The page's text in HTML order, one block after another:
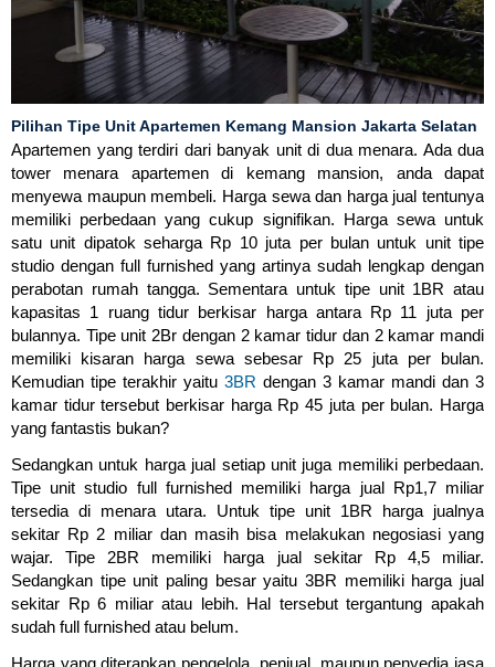
Pilihan Tipe Unit Apartemen Kemang Mansion Jakarta Selatan
Apartemen yang terdiri dari banyak unit di dua menara. Ada dua
tower menara apartemen di kemang mansion, anda dapat
menyewa maupun membeli. Harga sewa dan harga jual tentunya
memiliki perbedaan yang cukup signifikan. Harga sewa untuk
satu unit dipatok seharga Rp 10 juta per bulan untuk unit tipe
studio dengan full furnished yang artinya sudah lengkap dengan
perabotan rumah tangga. Sementara untuk tipe unit 1BR atau
kapasitas 1 ruang tidur berkisar harga antara Rp 11 juta per
bulannya. Tipe unit 2Br dengan 2 kamar tidur dan 2 kamar mandi
memiliki kisaran harga sewa sebesar Rp 25 juta per bulan.
Kemudian tipe terakhir yaitu 3BR dengan 3 kamar mandi dan 3
kamar tidur tersebut berkisar harga Rp 45 juta per bulan. Harga
yang fantastis bukan?
Sedangkan untuk harga jual setiap unit juga memiliki perbedaan.
Tipe unit studio full furnished memiliki harga jual Rp1,7 miliar
tersedia di menara utara. Untuk tipe unit 1BR harga jualnya
sekitar Rp 2 miliar dan masih bisa melakukan negosiasi yang
wajar. Tipe 2BR memiliki harga jual sekitar Rp 4,5 miliar.
Sedangkan tipe unit paling besar yaitu 3BR memiliki harga jual
sekitar Rp 6 miliar atau lebih. Hal tersebut tergantung apakah
sudah full furnished atau belum.
Harga yang diterapkan pengelola, penjual, maupun penyedia jasa